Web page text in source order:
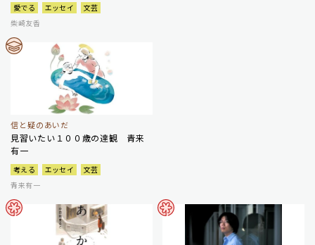
愛でる エッセイ
文芸
柴崎友香
信と疑のあいだ
見習いたい１００歳の達観 青来
有一
考える エッセイ
文芸
青来有一